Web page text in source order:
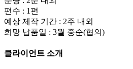
편수 : 1편
예상 제작 기간 : 2주 내외
희망 납품일 : 3월 중순(협의)
클라이언트 소개